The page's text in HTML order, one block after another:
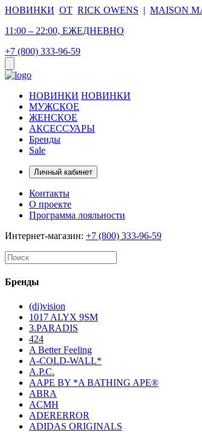
НОВИНКИ ОТ RICK OWENS | MAISON
11:00 – 22:00, ЕЖЕДНЕВНО
+7 (800) 333-96-59
НОВИНКИ НОВИНКИ
МУЖСКОЕ
ЖЕНСКОЕ
АКСЕССУАРЫ
Бренды
Sale
Личный кабинет
Контакты
О проекте
Программа лояльности
Интернет-магазин: +7 (800) 333-96-59
Бренды
(di)vision
1017 ALYX 9SM
3.PARADIS
424
A Better Feeling
A-COLD-WALL*
A.P.C.
AAPE BY *A BATHING APE®
ABRA
ACMH
ADERERROR
ADIDAS ORIGINALS